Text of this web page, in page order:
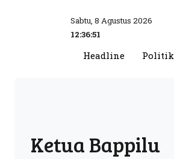
Sabtu, 8 Agustus 2026
12:36:52
Headline Politik
Ketua Bappilu